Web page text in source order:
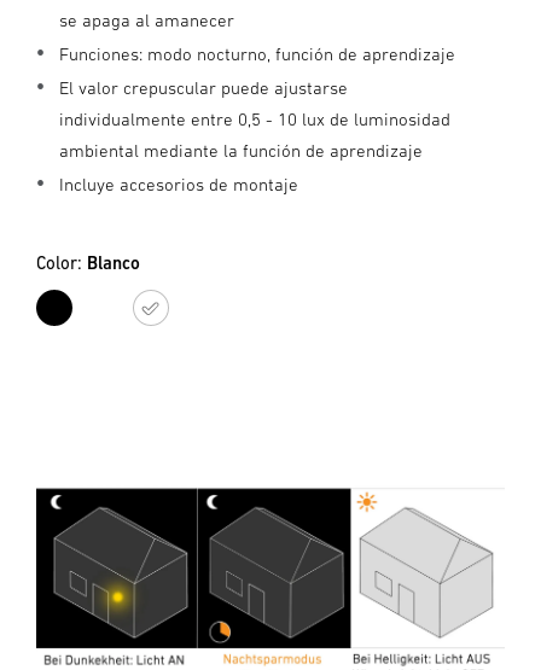
se apaga al amanecer
Funciones: modo nocturno, función de aprendizaje
El valor crepuscular puede ajustarse
individualmente entre 0,5 - 10 lux de luminosidad
ambiental mediante la función de aprendizaje
Incluye accesorios de montaje
Color: Blanco
NegroBlanco